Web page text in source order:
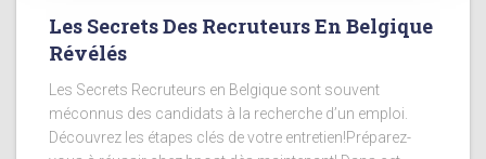
Les Secrets Des Recruteurs En Belgique
Révélés
Les Secrets Recruteurs en Belgique sont souvent
méconnus des candidats à la recherche d’un emploi.
Découvrez les étapes clés de votre entretien!Préparez-